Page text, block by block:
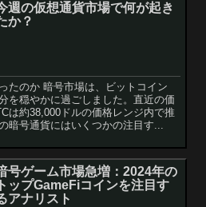
週の仮想通貨市場で何が起き
か？
たのか 暗号市場は、ビットコイン
を穏やかに過ごしました。直近の価
は約38,000ドルの価格レンジ内で推
暗号通貨にはいくつかの注目す...
号ゲーム市場急増：2024年の
トップGameFiコインを注目す
アナリスト